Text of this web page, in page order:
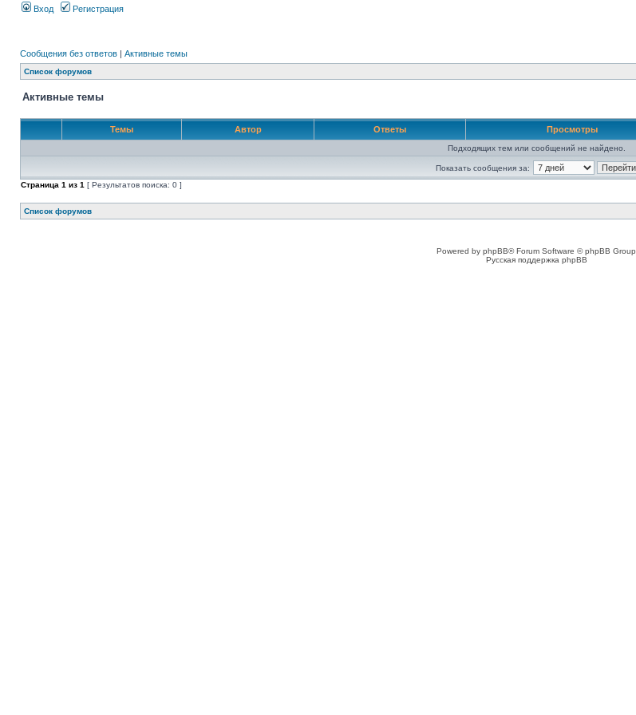
Вход Регистрация
Сообщения без ответов | Активные темы
Список форумов
Активные темы
Темы Автор Ответы Просмотры
Подходящих тем или сообщений не найдено.
Показать сообщения за:
Страница 1 из 1 [ Результатов поиска: 0 ]
Список форумов
Powered by phpBB® Forum Software © phpBB Group
Русская поддержка phpBB